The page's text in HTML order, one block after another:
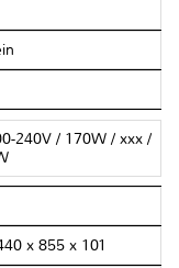
240V / 170W / xxx /
x 855 x 101